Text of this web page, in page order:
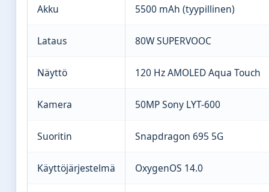
Akku 5500 mAh (tyypillinen)
Lataus 80W SUPERVOOC
Näyttö 120 Hz AMOLED Aqua Touch
Kamera 50MP Sony LYT-600
Suoritin Snapdragon 695 5G
Käyttöjärjestelmä OxygenOS 14.0